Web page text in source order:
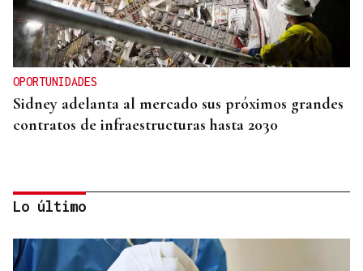
OPORTUNIDADES
Sidney adelanta al mercado sus próximos grandes
contratos de infraestructuras hasta 2030
Lo último